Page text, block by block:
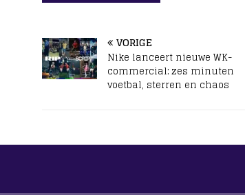
VORIGE
Nike lanceert nieuwe WK-
commercial: zes minuten
voetbal, sterren en chaos